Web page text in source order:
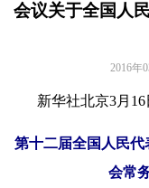
会议关于全国人
2016年
新华社北京3月16
第十二届全国人民
会常